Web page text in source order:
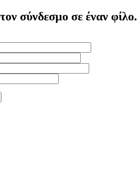
σύνδεσμο σε έναν φίλο.